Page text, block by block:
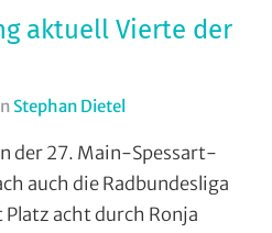
aktuell Vierte der
Stephan Dietel
Gießen
und
Wieseck,
der 27. Main-Spessart-
auch die Radbundesliga
acht durch Ronja